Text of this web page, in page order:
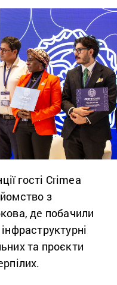
гості Crimea
з
де побачили
та проєкти